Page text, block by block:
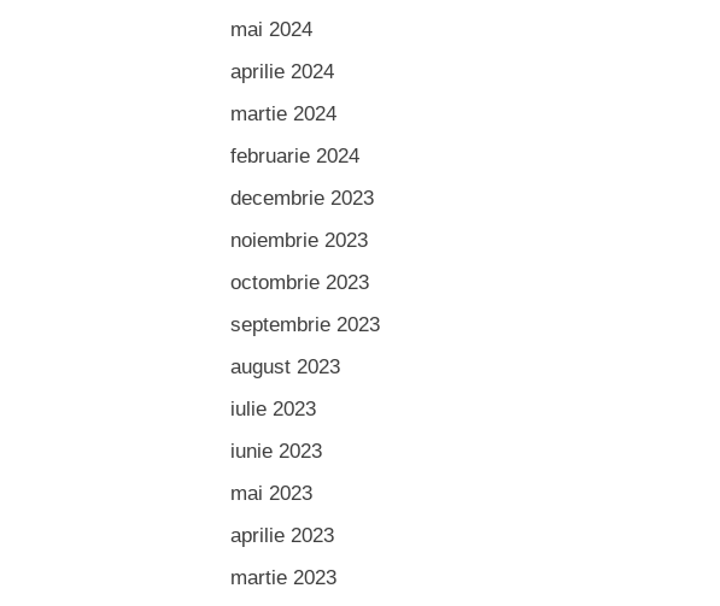
mai 2024
aprilie 2024
martie 2024
februarie 2024
decembrie 2023
noiembrie 2023
octombrie 2023
septembrie 2023
august 2023
iulie 2023
iunie 2023
mai 2023
aprilie 2023
martie 2023